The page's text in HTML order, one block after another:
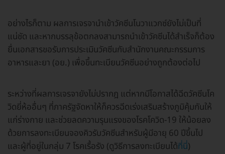
อย่างไรก็ตาม ผลการเจรจานำเข้าวัคซีนโนวาแวกซ์ยังไม่เป็นที่
แน่ชัด และหากบรรลุข้อตกลงสามารถนำเข้าวัคซีนได้สำเร็จก็ต้อง
ยื่นเอกสารขอรับการประเมินวัคซีนกับสำนักงานคณะกรรมการ
อาหารและยา (อย.) เพื่อขึ้นทะเบียนวัคซีนอย่างถูกต้องต่อไป
ระหว่างที่ผลการเจรจายังไม่ปรากฎ แต่หากมีโอกาสได้ฉีดวัคซีนโค
วิดยี่ห้ออื่นๆ ที่ภาครัฐจัดหาให้ก็ควรฉีดเร่งเสริมสร้างภูมิคุ้มกันให้
แก่ร่างกาย และช่วยลดความรุนแรงของโรคโควิด-19 ให้น้อยลง
ด้วยการลงทะเบียนจองคิวรับวัคซีนสำหรับผู้มีอายุ 60 ปีขึ้นไป
และผู้ที่อยู่ในกลุ่ม 7 โรคเรื้อรัง (ดูวิธีการลงทะเบียนได้ที่นี่)